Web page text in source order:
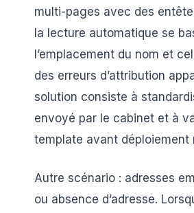
multi-pages avec des
la lecture automatique se
l’emplacement du nom et
des erreurs d’attribution
solution consiste à
envoyé par le cabinet et à
template avant déploiement
Autre scénario : adresses
ou absence d’adresse.